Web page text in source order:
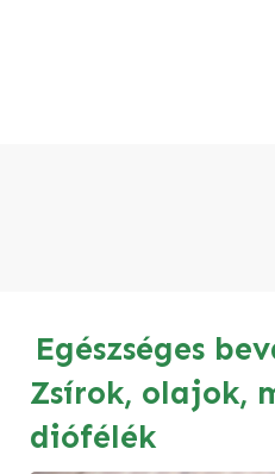
Egészséges
Zsírok, olajok,
diófélék